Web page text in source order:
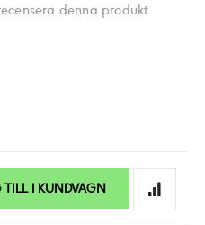
denna produkt
TILL I KUNDVAGN